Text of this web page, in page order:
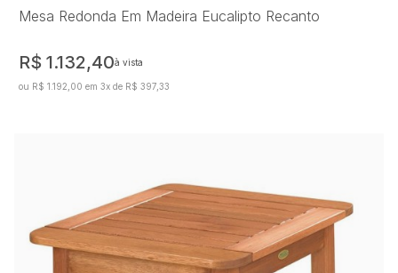
Mesa Redonda Em Madeira Eucalipto Recanto
R$ 1.132,40à vista
ou R$ 1.192,00 em 3x de R$ 397,33